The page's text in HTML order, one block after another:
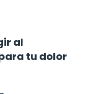
al
tu dolor